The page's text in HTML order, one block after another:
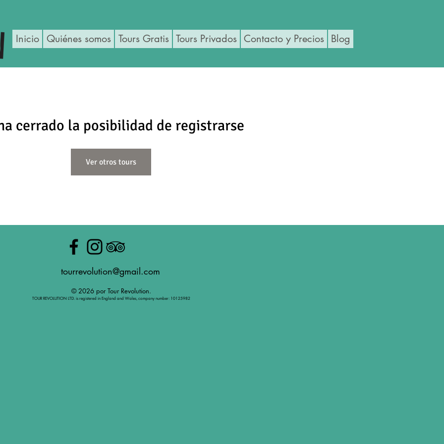
Inicio Quiénes somos Tours Gratis Tours Privados Contacto y Precios Blog
cerrado la posibilidad de registrarse
Ver otros tours
tourrevolution@gmail.com
© 2026 por Tour Revolution.
TOUR REVOLUTION LTD. is registered in England and Wales, company number: 10125982